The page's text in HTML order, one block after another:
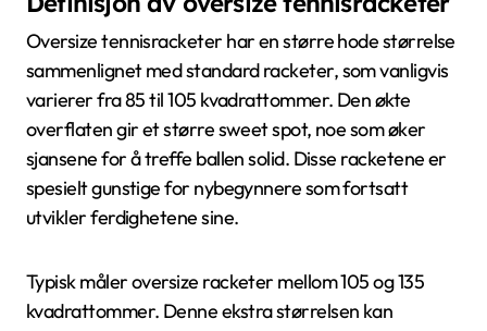
Oversize tennisracketer har en større hode størrelse
sammenlignet med standard racketer, som vanligvis
varierer fra 85 til 105 kvadrattommer. Den økte
overflaten gir et større sweet spot, noe som øker
sjansene for å treffe ballen solid. Disse racketene er
spesielt gunstige for nybegynnere som fortsatt
utvikler ferdighetene sine.
Typisk måler oversize racketer mellom 105 og 135
kvadrattommer. Denne ekstra størrelsen kan